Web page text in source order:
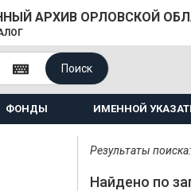
АРХИВ ОРЛОВСКОЙ
Поиск
ФОНДЫ ИМЕННОЙ
Результаты
Найдено по